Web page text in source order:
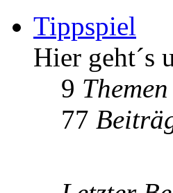
Tippspiel
Hier geht´s
9 Themen
77